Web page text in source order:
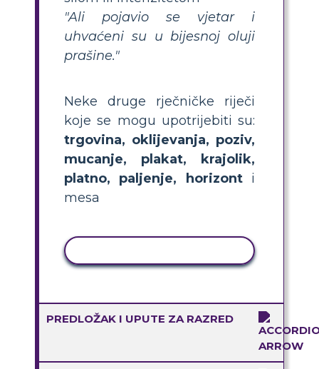
"Ali pojavio se vjetar i
uhvaćeni su u bijesnoj oluji
prašine."
Neke druge rječničke riječi
koje se mogu upotrijebiti su:
trgovina, oklijevanja, poziv,
mucanje, plakat, krajolik,
platno, paljenje, horizonti
mesa
PREDLOŽAK I UPUTE ZA RAZRED